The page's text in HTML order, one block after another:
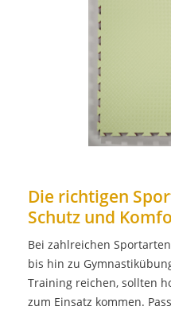
Die richtigen
Schutz und
Bei zahlreichen
bis hin zu
Training reichen, sollten
zum Einsatz kommen.